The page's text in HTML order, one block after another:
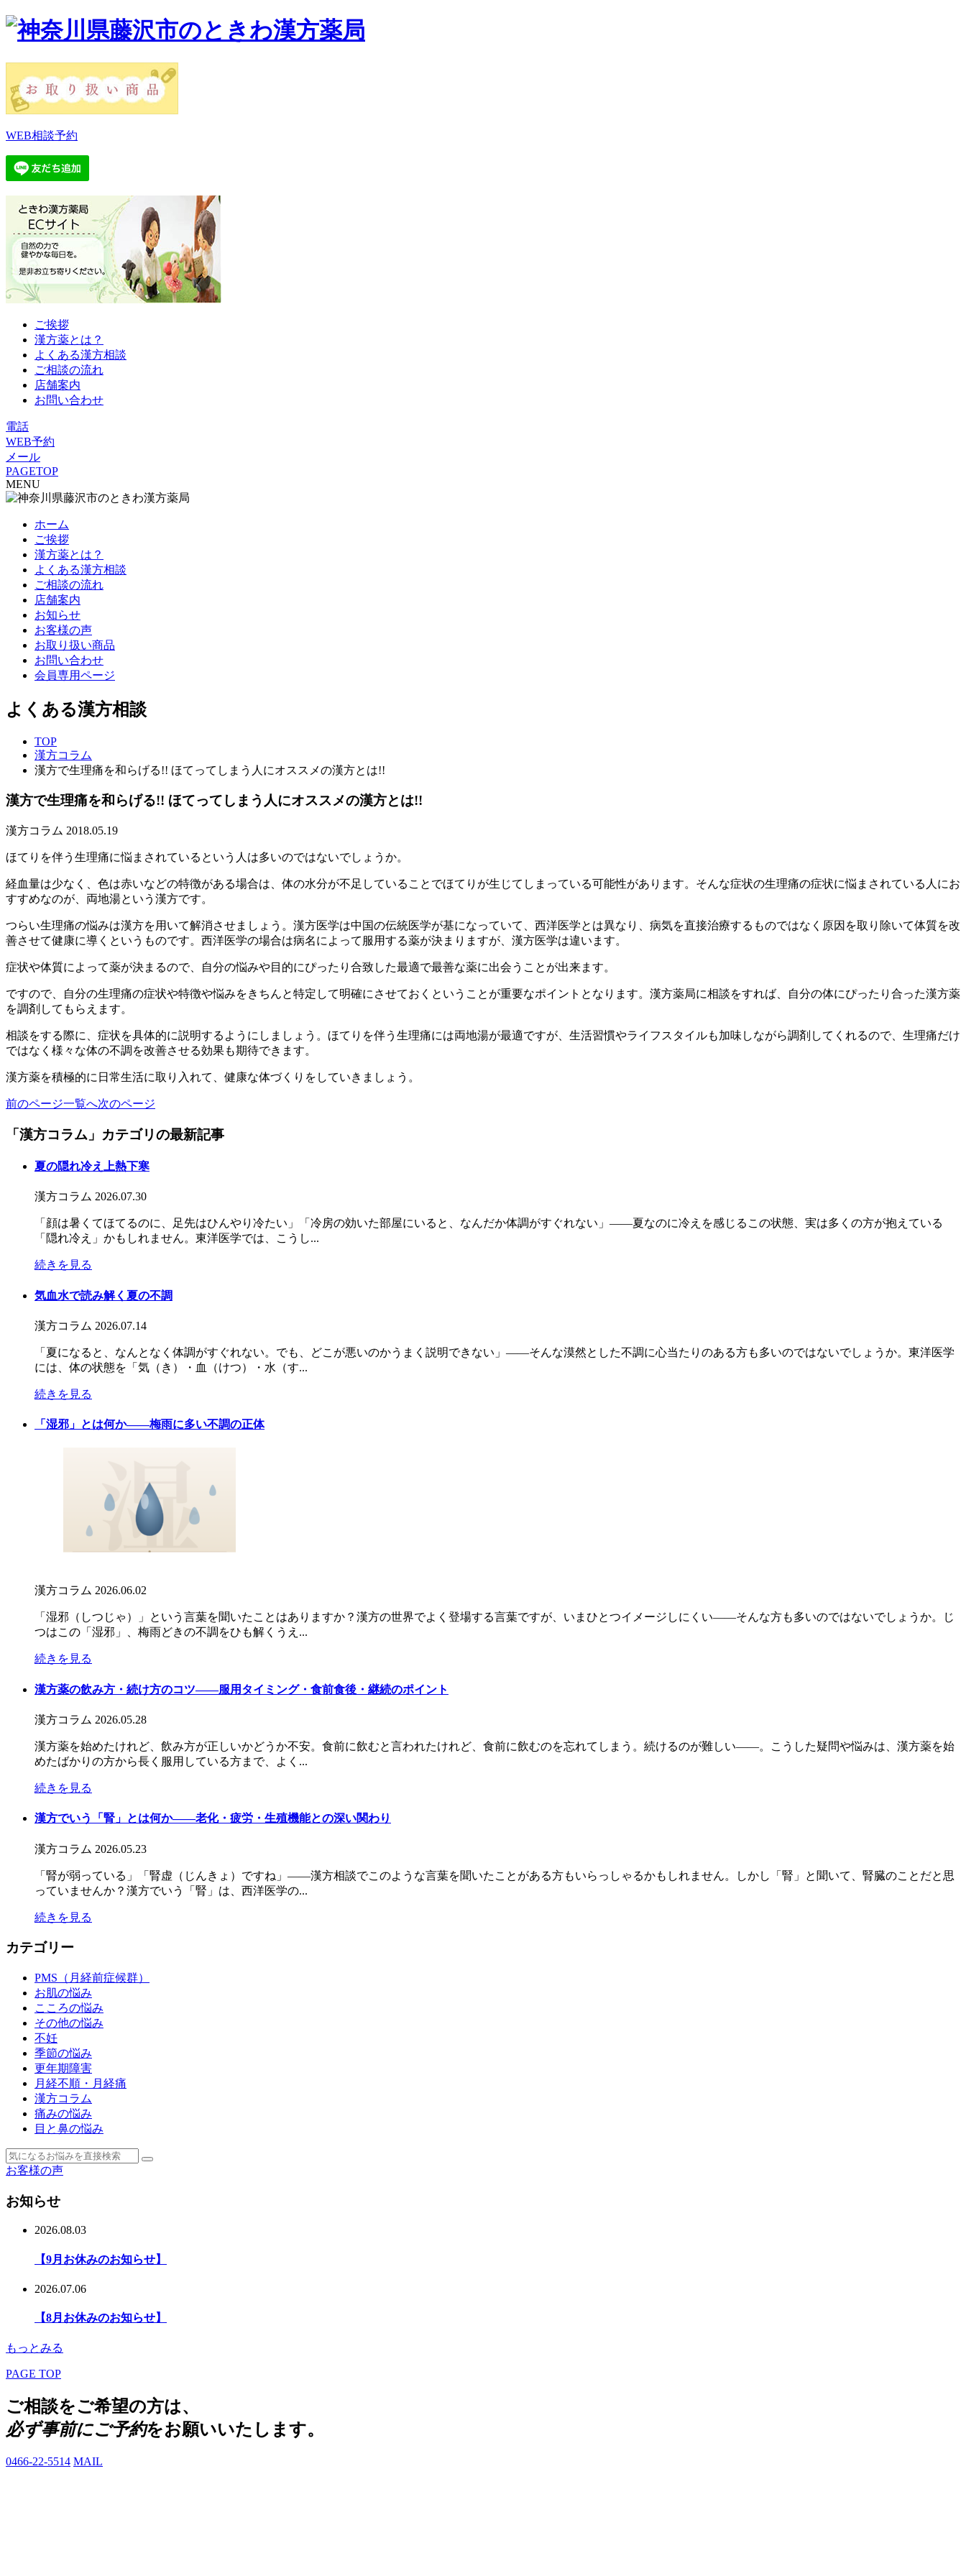
WEB相談予約
ご挨拶
漢方薬とは？
よくある漢方相談
ご相談の流れ
店舗案内
お問い合わせ
電話
WEB予約
メール
PAGETOP
MENU
ホーム
ご挨拶
漢方薬とは？
よくある漢方相談
ご相談の流れ
店舗案内
お知らせ
お客様の声
お取り扱い商品
お問い合わせ
会員専用ページ
よくある漢方相談
TOP
漢方コラム
漢方で生理痛を和らげる!! ほてってしまう人にオススメの漢方とは!!
漢方で生理痛を和らげる!! ほてってしまう人にオススメの漢方とは!!
漢方コラム 2018.05.19
ほてりを伴う生理痛に悩まされているという人は多いのではないでしょうか。
経血量は少なく、色は赤いなどの特徴がある場合は、体の水分が不足していることでほてりが生じてしまっている可能性があります。そんな症状の生理痛の症状に悩まされている人にお
すすめなのが、両地湯という漢方です。
つらい生理痛の悩みは漢方を用いて解消させましょう。漢方医学は中国の伝統医学が基になっていて、西洋医学とは異なり、病気を直接治療するものではなく原因を取り除いて体質を改
善させて健康に導くというものです。西洋医学の場合は病名によって服用する薬が決まりますが、漢方医学は違います。
症状や体質によって薬が決まるので、自分の悩みや目的にぴったり合致した最適で最善な薬に出会うことが出来ます。
ですので、自分の生理痛の症状や特徴や悩みをきちんと特定して明確にさせておくということが重要なポイントとなります。漢方薬局に相談をすれば、自分の体にぴったり合った漢方薬
を調剤してもらえます。
相談をする際に、症状を具体的に説明するようにしましょう。ほてりを伴う生理痛には両地湯が最適ですが、生活習慣やライフスタイルも加味しながら調剤してくれるので、生理痛だけ
ではなく様々な体の不調を改善させる効果も期待できます。
漢方薬を積極的に日常生活に取り入れて、健康な体づくりをしていきましょう。
前のページ一覧へ次のページ
「漢方コラム」カテゴリの最新記事
夏の隠れ冷え上熱下寒
漢方コラム 2026.07.30
「顔は暑くてほてるのに、足先はひんやり冷たい」「冷房の効いた部屋にいると、なんだか体調がすぐれない」――夏なのに冷えを感じるこの状態、実は多くの方が抱えている
「隠れ冷え」かもしれません。東洋医学では、こうし...
続きを見る
気血水で読み解く夏の不調
漢方コラム 2026.07.14
「夏になると、なんとなく体調がすぐれない。でも、どこが悪いのかうまく説明できない」――そんな漠然とした不調に心当たりのある方も多いのではないでしょうか。東洋医学
には、体の状態を「気（き）・血（けつ）・水（す...
続きを見る
「湿邪」とは何か――梅雨に多い不調の正体
漢方コラム 2026.06.02
「湿邪（しつじゃ）」という言葉を聞いたことはありますか？漢方の世界でよく登場する言葉ですが、いまひとつイメージしにくい――そんな方も多いのではないでしょうか。じ
つはこの「湿邪」、梅雨どきの不調をひも解くうえ...
続きを見る
漢方薬の飲み方・続け方のコツ――服用タイミング・食前食後・継続のポイント
漢方コラム 2026.05.28
漢方薬を始めたけれど、飲み方が正しいかどうか不安。食前に飲むと言われたけれど、食前に飲むのを忘れてしまう。続けるのが難しい——。こうした疑問や悩みは、漢方薬を始
めたばかりの方から長く服用している方まで、よく...
続きを見る
漢方でいう「腎」とは何か――老化・疲労・生殖機能との深い関わり
漢方コラム 2026.05.23
「腎が弱っている」「腎虚（じんきょ）ですね」——漢方相談でこのような言葉を聞いたことがある方もいらっしゃるかもしれません。しかし「腎」と聞いて、腎臓のことだと思
っていませんか？漢方でいう「腎」は、西洋医学の...
続きを見る
カテゴリー
PMS（月経前症候群）
お肌の悩み
こころの悩み
その他の悩み
不妊
季節の悩み
更年期障害
月経不順・月経痛
漢方コラム
痛みの悩み
目と鼻の悩み
お客様の声
お知らせ
2026.08.03
【9月お休みのお知らせ】
2026.07.06
【8月お休みのお知らせ】
もっとみる
PAGE TOP
ご相談をご希望の方は、
必ず事前にご予約をお願いいたします。
0466-22-5514 MAIL